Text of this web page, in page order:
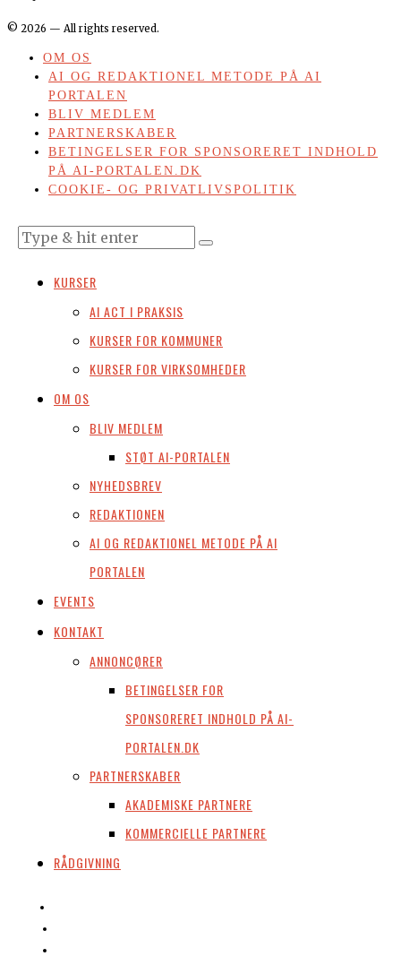
© 2026 — All rights reserved.
OM OS
AI OG REDAKTIONEL METODE PÅ AI
PORTALEN
BLIV MEDLEM
PARTNERSKABER
BETINGELSER FOR SPONSORERET INDHOLD
PÅ AI-PORTALEN.DK
COOKIE- OG PRIVATLIVSPOLITIK
KURSER
AI ACT I PRAKSIS
KURSER FOR KOMMUNER
KURSER FOR VIRKSOMHEDER
OM OS
BLIV MEDLEM
STØT AI-PORTALEN
NYHEDSBREV
REDAKTIONEN
AI OG REDAKTIONEL METODE PÅ AI
PORTALEN
EVENTS
KONTAKT
ANNONCØRER
BETINGELSER FOR
SPONSORERET INDHOLD PÅ AI-
PORTALEN.DK
PARTNERSKABER
AKADEMISKE PARTNERE
KOMMERCIELLE PARTNERE
RÅDGIVNING